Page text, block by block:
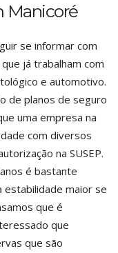
Manicoré
se informar com
já trabalham com
e automotivo.
de planos de seguro
uma empresa na
com diversos
na SUSEP.
é bastante
maior se
que é
que
que são